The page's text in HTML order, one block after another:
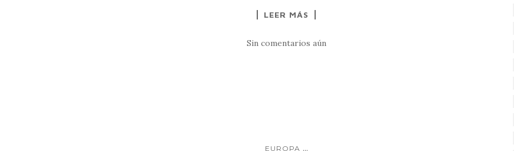
LEER MÁS
Sin comentarios aún
EUROPA ...